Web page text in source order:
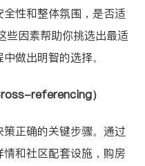
性和整体氛围，是否适
些因素帮助你挑选出最适
做出明智的选择。
referencing）
正确的关键步骤。通过
和社区配套设施，购房